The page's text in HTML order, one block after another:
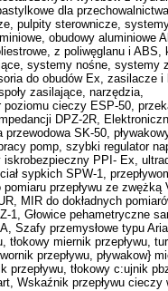
dla przechowalnictwa
pulpity sterownicze,
obudowy aluminiowe
z poliwęglanu i ABS,
systemy nośne, systemy
do obudów Ex, zasilacze i
zasilające, narzędzia,
cieczy ESP-50,
DPZ-2R,
SK-50,
pomp, szybki regulator
PPI- Ex,
sypkich SPW-1,
przepływu ze zwężką
MIR do dokładnych
1, Głowice pehametryczne
Szafy przemysłowe typu Aria
tłokowy miernik przepływu,
przepływu, pływakow}
tłokowy c:ujnik
Wskaźnik przepływu